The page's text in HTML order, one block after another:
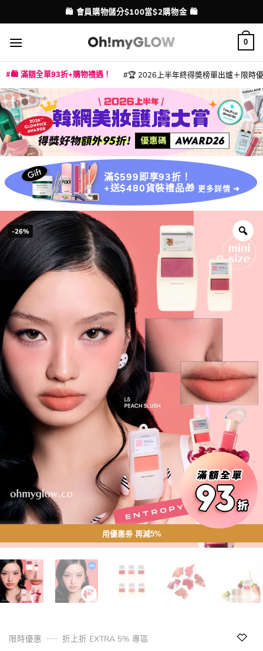
to
content
配送港澳
💳 支援消費券、FPS、八達通、PAYME、信用卡付款
0
🛍️ 滿額全單93折+購物禮遇！ 🏆 2026上半年終得奬榜單出爐＋限時
滿$599即享93折！
+送$480貨裝禮品🎁 更多詳情 ➜
-26%
用優惠劵 再減5%
限時優惠
折上折 EXTRA 5% 專區